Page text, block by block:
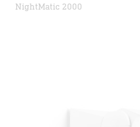
NightMatic 2000